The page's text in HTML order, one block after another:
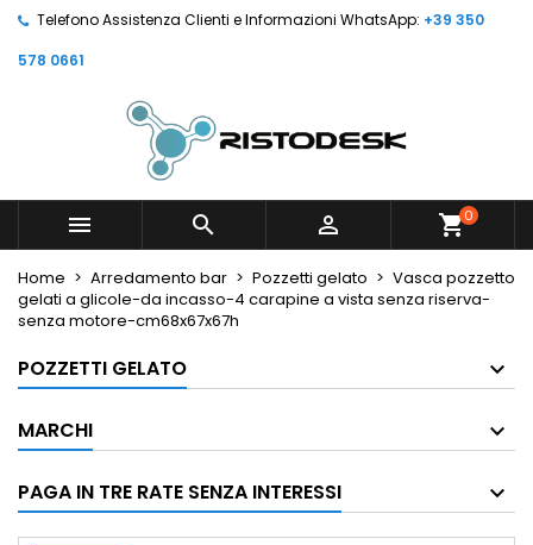
Telefono Assistenza Clienti e Informazioni WhatsApp: +39 350
578 0661
   shopping_cart0
Home Arredamento bar Pozzetti gelato
Vasca pozzetto
gelati a glicole-da incasso-4 carapine a vista senza riserva-
senza motore-cm68x67x67h
POZZETTI GELATO
MARCHI
PAGA IN TRE RATE SENZA INTERESSI